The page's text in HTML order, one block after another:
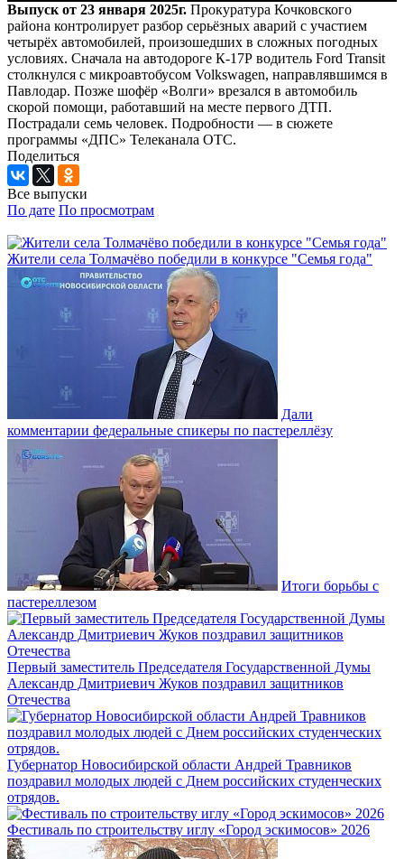
Выпуск от 23 января 2025г. Прокуратура Кочковского
района контролирует разбор серьёзных аварий с участием
четырёх автомобилей, произошедших в сложных погодных
условиях. Сначала на автодороге К-17Р водитель Ford Transit
столкнулся с микроавтобусом Volkswagen, направлявшимся в
Павлодар. Позже шофёр «Волги» врезался в автомобиль
скорой помощи, работавший на месте первого ДТП.
Пострадали семь человек. Подробности — в сюжете
программы «ДПС» Телеканала ОТС.
Поделиться
Все выпуски
По дате По просмотрам
Жители села Толмачёво победили в конкурсе "Семья года"
Дали
комментарии федеральные спикеры по пастереллёзу
Итоги борьбы с
пастереллезом
Первый заместитель Председателя Государственной Думы
Александр Дмитриевич Жуков поздравил защитников
Отечества
Губернатор Новосибирской области Андрей Травников
поздравил молодых людей с Днем российских студенческих
отрядов.
Фестиваль по строительству иглу «Город эскимосов» 2026